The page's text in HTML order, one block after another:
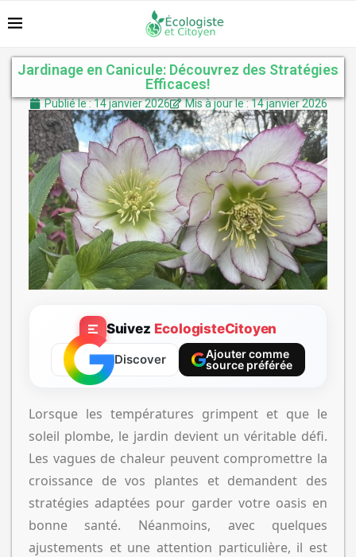
Jardinage en Canicule: Découvrez des Stratégies
Efficaces!
Publié le : 14 janvier 2026 Mis à jour le : 14 janvier 2026
Suivez EcologisteCitoyen
Discover
Ajouter comme
source préférée
Lorsque les températures grimpent et que le
soleil plombe, le jardin devient un véritable défi.
Les vagues de chaleur peuvent compromettre la
croissance de vos plantes et demandent des
stratégies adaptées pour garder votre oasis en
bonne santé. Néanmoins, avec quelques
ajustements et une attention particulière, il est